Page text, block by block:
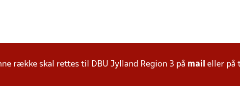
række skal rettes til DBU Jylland Region 3 på mail eller på